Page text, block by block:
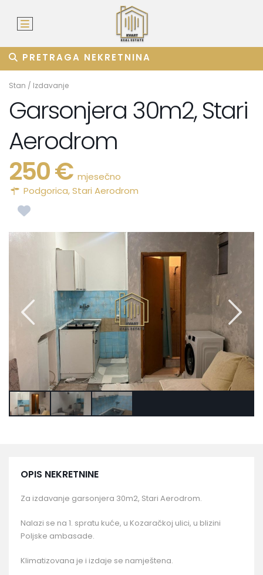
PRETRAGA NEKRETNINA
Stan / Izdavanje
Garsonjera 30m2, Stari
Aerodrom
250 € mjesečno
Podgorica,Stari Aerodrom
OPIS NEKRETNINE
Za izdavanje garsonjera 30m2, Stari Aerodrom.
Nalazi se na 1. spratu kuće, u Kozaračkoj ulici, u blizini
Poljske ambasade.
Klimatizovana je i izdaje se namještena.